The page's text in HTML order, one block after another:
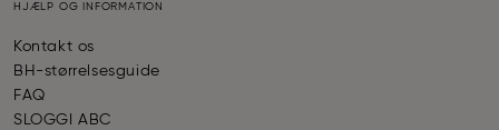
HJÆLP OG INFORMATION
Kontakt os
BH-størrelsesguide
FAQ
SLOGGI ABC